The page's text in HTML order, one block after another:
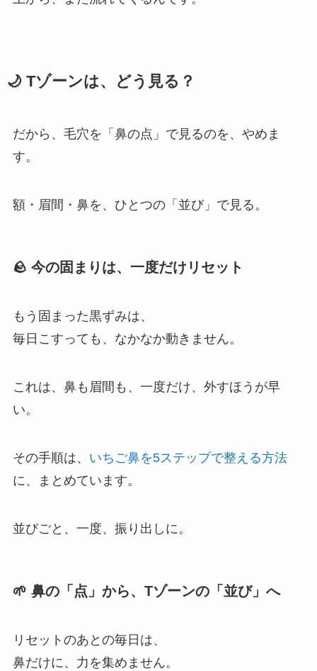
🌙 Tゾーンは、どう見る？
だから、毛穴を「鼻の点」で見るのを、やめま
す。
額・眉間・鼻を、ひとつの「並び」で見る。
🪨 今の固まりは、一度だけリセット
もう固まった黒ずみは、
毎日こすっても、なかなか動きません。
これは、鼻も眉間も、一度だけ、外すほうが早
い。
その手順は、 いちご鼻を5ステップで整える方法
に、まとめています。
並びごと、一度、振り出しに。
🌱 鼻の「点」から、Tゾーンの「並び」へ
リセットのあとの毎日は、
鼻だけに、力を集めません。